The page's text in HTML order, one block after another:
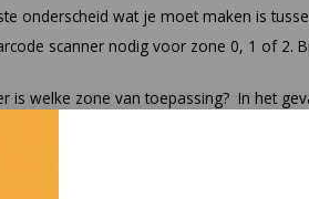
onderscheid wat je moet maken is
scanner nodig voor zone 0, 1 of 2.
is welke zone van toepassing? In het
lange perioden aanwezig is (meer
zone 0 of 20. Indien de kans op
(tussen de 0,1 en 10% van de